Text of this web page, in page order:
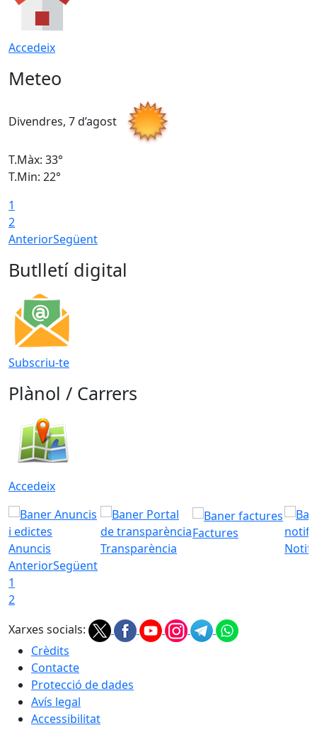
Accedeix
Meteo
Divendres, 7 d’agost
T.Màx: 33°
T.Min: 22°
1
2
AnteriorSegüent
Butlletí digital
Subscriu-te
Plànol / Carrers
Accedeix
Anuncis Transparència
Factures
AnteriorSegüent
1
2
Xarxes socials:
Crèdits
Contacte
Protecció de dades
Avís legal
Accessibilitat